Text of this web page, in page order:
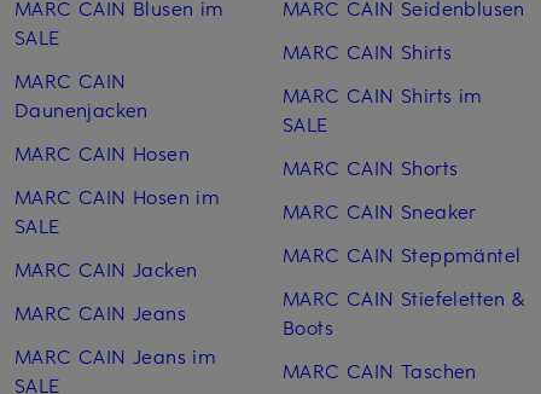
MARC CAIN Blusen im
SALE
MARC CAIN
Daunenjacken
MARC CAIN Hosen
MARC CAIN Hosen im
SALE
MARC CAIN Jacken
MARC CAIN Jeans
MARC CAIN Jeans im
SALE
MARC CAIN Seiden­blusen
MARC CAIN Shirts
MARC CAIN Shirts im
SALE
MARC CAIN Shorts
MARC CAIN Sneaker
MARC CAIN Steppmäntel
MARC CAIN Stiefeletten &
Boots
MARC CAIN Taschen